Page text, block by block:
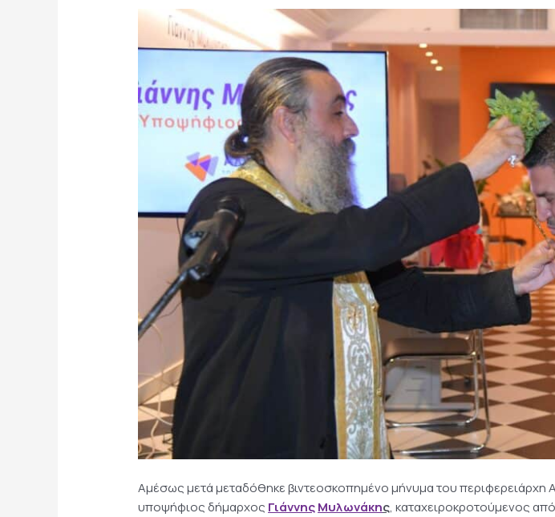
Αμέσως μετά μεταδόθηκε βιντεοσκοπημένο μήνυμα του περιφερειάρχη
υποψήφιος δήμαρχος ΓιάννηςΜυλωνάκης, καταχειροκροτούμενος